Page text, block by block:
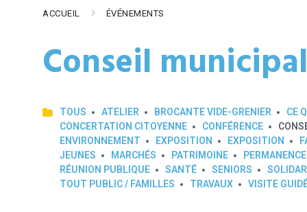
ACCUEIL ÉVÉNEMENTS
Conseil municipal
TOUS ATELIER BROCANTE VIDE-GRENIER CE
CONCERTATION CITOYENNE
CONFÉRENCE
ENVIRONNEMENT
EXPOSITION EXPOSITION
JEUNES
MARCHÉS PATRIMOINE
RÉUNION PUBLIQUE
SANTÉ SENIORS
TOUT PUBLIC / FAMILLES
TRAVAUX VISITE